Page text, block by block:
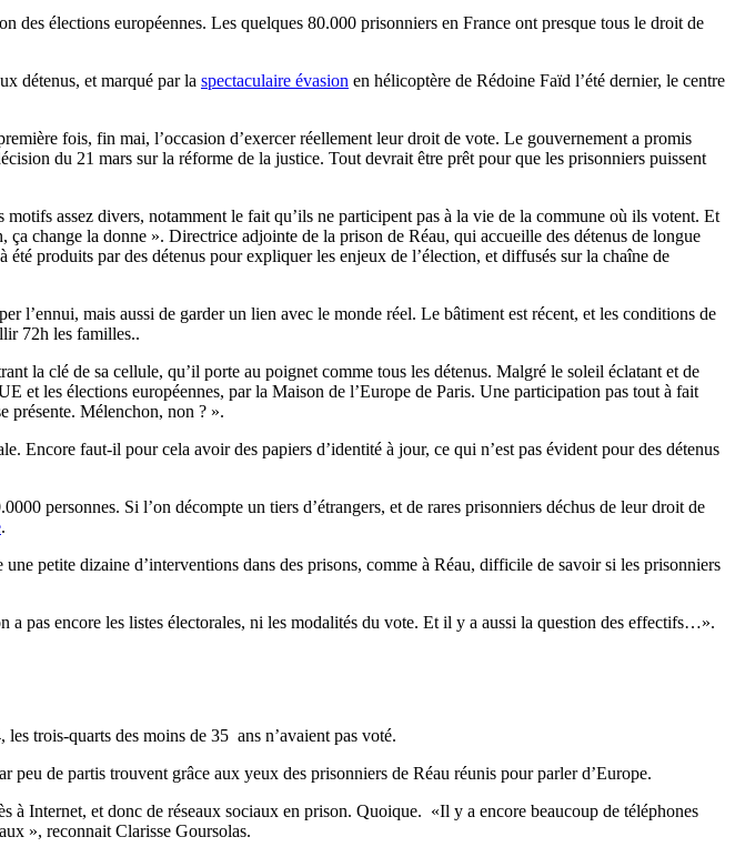
des élections européennes. Les quelques 80.000 prisonniers en France ont presque tous le droit de
détenus, et marqué par la spectaculaire évasion en hélicoptère de Rédoine Faïd l’été dernier, le centre
fois, fin mai, l’occasion d’exercer réellement leur droit de vote. Le gouvernement a promis
du 21 mars sur la réforme de la justice. Tout devrait être prêt pour que les prisonniers puissent
assez divers, notamment le fait qu’ils ne participent pas à la vie de la commune où ils votent. Et
change la donne ». Directrice adjointe de la prison de Réau, qui accueille des détenus de longue
produits par des détenus pour expliquer les enjeux de l’élection, et diffusés sur la chaîne de
l’ennui, mais aussi de garder un lien avec le monde réel. Le bâtiment est récent, et les conditions de
72h les familles..
la clé de sa cellule, qu’il porte au poignet comme tous les détenus. Malgré le soleil éclatant et de
et les élections européennes, par la Maison de l’Europe de Paris. Une participation pas tout à fait
présente. Mélenchon, non ? ».
Encore faut-il pour cela avoir des papiers d’identité à jour, ce qui n’est pas évident pour des détenus
personnes. Si l’on décompte un tiers d’étrangers, et de rares prisonniers déchus de leur droit de
.
petite dizaine d’interventions dans des prisons, comme à Réau, difficile de savoir si les prisonniers
pas encore les listes électorales, ni les modalités du vote. Et il y a aussi la question des effectifs…».
trois-quarts des moins de 35 ans n’avaient pas voté.
de partis trouvent grâce aux yeux des prisonniers de Réau réunis pour parler d’Europe.
Internet, et donc de réseaux sociaux en prison. Quoique. «Il y a encore beaucoup de téléphones
», reconnait Clarisse Goursolas.